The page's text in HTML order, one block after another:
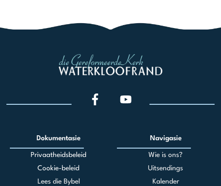
Dokumentasie
Privaatheidsbeleid
Cookie-beleid
Lees die Bybel
Navigasie
Wie is ons?
Uitsendings
Kalender